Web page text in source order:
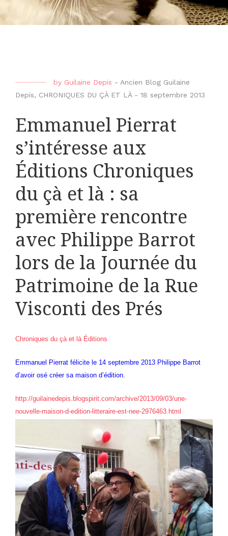
by Guilaine Depis - Ancien Blog Guilaine
Depis, CHRONIQUES DU ÇÀ ET LÀ- 18 septembre 2013
Emmanuel Pierrat
s’intéresse aux
Éditions Chroniques
du çà et là : sa
première rencontre
avec Philippe Barrot
lors de la Journée du
Patrimoine de la Rue
Visconti des Prés
Chroniques du çà et là Éditions
Emmanuel Pierrat félicite le 14 septembre 2013 Philippe Barrot
d’avoir osé créer sa maison d’édition.
http://guilainedepis.blogspirit.com/archive/2013/09/03/une-
nouvelle-maison-d-edition-litteraire-est-nee-2976463.html